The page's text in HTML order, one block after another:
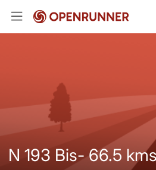
N 193 Bis- 66.5